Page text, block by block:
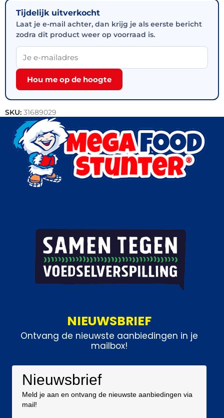
Tijdelijk uitverkocht
Laat je e-mail achter, dan krijg je als eerste bericht
zodra dit product weer op voorraad is.
Hou me op de hoogte
SKU: 31689029
Categorieën:Bakkerij
NIEUWSBRIEF
Ontvang de nieuwste aanbiedingen in je
mailbox!
Nieuwsbrief
Meld je aan en ontvang de nieuwste aanbiedingen via
mail!